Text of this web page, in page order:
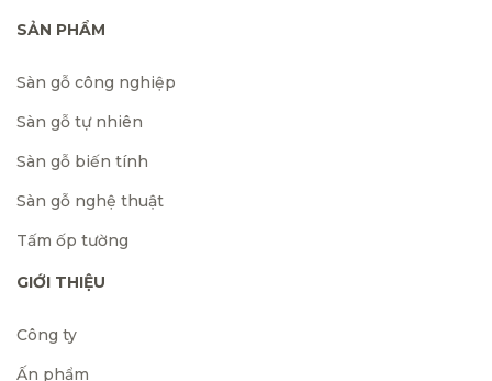
SẢN PHẨM
Sàn gỗ công nghiệp
Sàn gỗ tự nhiên
Sàn gỗ biến tính
Sàn gỗ nghệ thuật
Tấm ốp tường
GIỚI THIỆU
Công ty
Ấn phẩm